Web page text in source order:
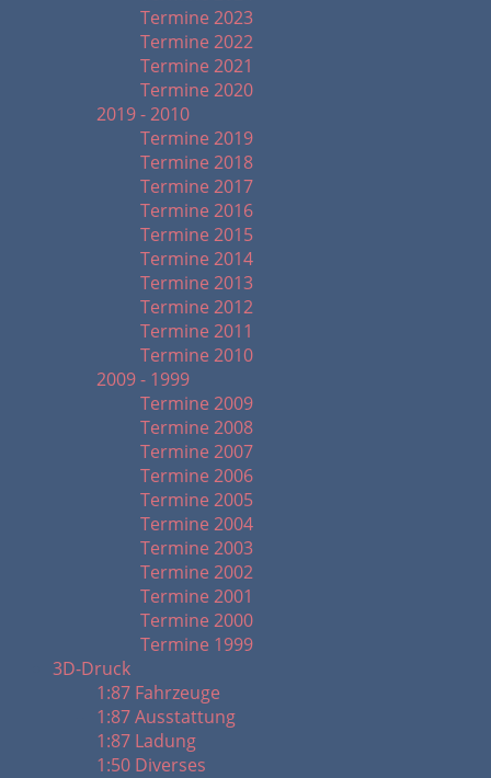
Termine 2023
Termine 2022
Termine 2021
Termine 2020
2019 - 2010
Termine 2019
Termine 2018
Termine 2017
Termine 2016
Termine 2015
Termine 2014
Termine 2013
Termine 2012
Termine 2011
Termine 2010
2009 - 1999
Termine 2009
Termine 2008
Termine 2007
Termine 2006
Termine 2005
Termine 2004
Termine 2003
Termine 2002
Termine 2001
Termine 2000
Termine 1999
3D-Druck
1:87 Fahrzeuge
1:87 Ausstattung
1:87 Ladung
1:50 Diverses